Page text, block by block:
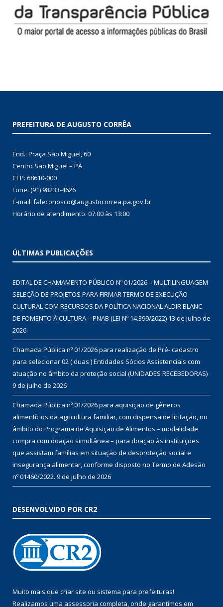
PREFEITURA DE AUGUSTO CORRÊA
End.: Praça São Miguel, 60
Centro São Miguel – PA
CEP: 68610-000
Fone: (91) 98233-4626
E-mail: faleconosco@augustocorrea.pa.gov.br
Horário de atendimento: 07:00 às 13:00
ÚLTIMAS PUBLICAÇÕES
EDITAL DE CHAMAMENTO PÚBLICO Nº 01/2026 – MULTILINGUAGEM
SELEÇÃO DE PROJETOS PARA FIRMAR TERMO DE EXECUÇÃO
CULTURAL COM RECURSOS DA POLÍTICA NACIONAL ALDIR BLANC
DE FOMENTO À CULTURA – PNAB (LEI Nº 14.399/2022) 13 de julho de
2026
Chamada Pública nº 01/2026 para realização de Pré- cadastro
para selecionar 02 ( duas ) Entidades Sócios Assistenciais com
atuação no âmbito da proteção social (UNIDADES RECEBEDORAS)
9 de julho de 2026
Chamada Pública nº 01/2026 para aquisição de gêneros
alimentícios da agricultura familiar, com dispensa de licitação, no
âmbito do Programa de Aquisição de Alimentos – modalidade
compra com doação simultânea – para doação às instituições
que assistam famílias em situação de desproteção social e
insegurança alimentar, conforme disposto no Termo de Adesão
nº 01460/2022. 9 de julho de 2026
DESENVOLVIDO POR CR2
Muito mais que criar site ou sistema para prefeituras!
Realizamos uma assessoria completa, onde garantimos em